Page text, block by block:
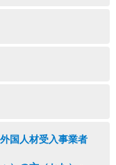
国人材受入事業者